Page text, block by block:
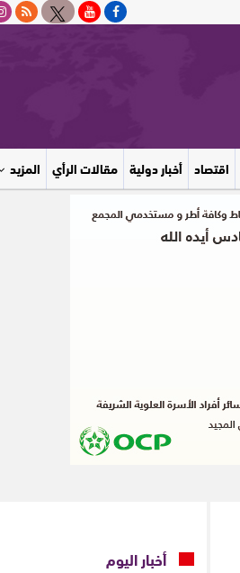
اقتصاد أخبار دولية مقالات الرأي المزيد
أخبار اليوم